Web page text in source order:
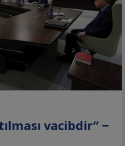
vacibdir” −